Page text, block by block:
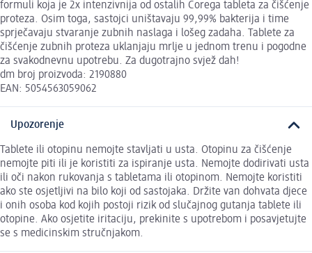
formuli koja je 2x intenzivnija od ostalih Corega tableta za čišćenje
proteza. Osim toga, sastojci uništavaju 99,99% bakterija i time
sprječavaju stvaranje zubnih naslaga i lošeg zadaha. Tablete za
čišćenje zubnih proteza uklanjaju mrlje u jednom trenu i pogodne
za svakodnevnu upotrebu. Za dugotrajno svjež dah!
dm broj proizvoda: 2190880
EAN: 5054563059062
Upozorenje
Tablete ili otopinu nemojte stavljati u usta. Otopinu za čišćenje
nemojte piti ili je koristiti za ispiranje usta. Nemojte dodirivati usta
ili oči nakon rukovanja s tabletama ili otopinom. Nemojte koristiti
ako ste osjetljivi na bilo koji od sastojaka. Držite van dohvata djece
i onih osoba kod kojih postoji rizik od slučajnog gutanja tablete ili
otopine. Ako osjetite iritaciju, prekinite s upotrebom i posavjetujte
se s medicinskim stručnjakom.